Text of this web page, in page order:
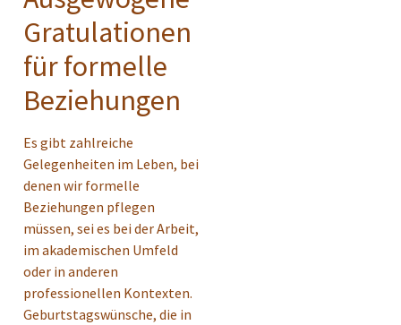
Gratulationen
für formelle
Beziehungen
Es gibt zahlreiche
Gelegenheiten im Leben, bei
denen wir formelle
Beziehungen pflegen
müssen, sei es bei der Arbeit,
im akademischen Umfeld
oder in anderen
professionellen Kontexten.
Geburtstagswünsche, die in